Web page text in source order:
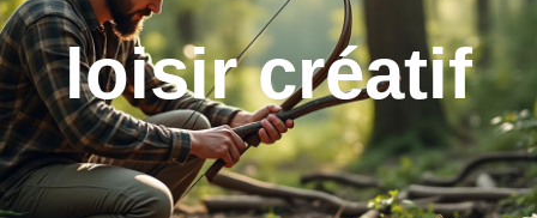
loisir créatif